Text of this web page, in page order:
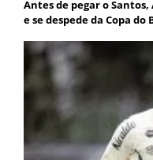
Antes de pegar o
e se despede da Copa do